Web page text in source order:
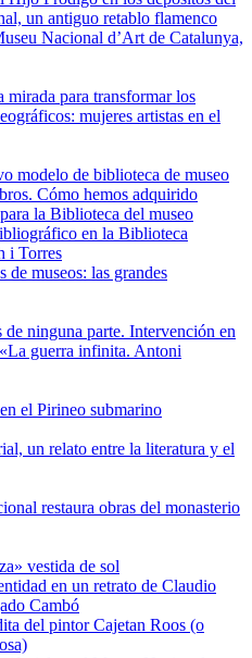
un antiguo retablo flamenco
Nacional d’Art de Catalunya,
mirada para transformar los
mujeres artistas en el
modelo de biblioteca de museo
Cómo hemos adquirido
la Biblioteca del museo
en la Biblioteca
i Torres
de museos: las grandes
de ninguna parte. Intervención en
guerra infinita. Antoni
el Pirineo submarino
un relato entre la literatura y el
restaura obras del monasterio
vestida de sol
en un retrato de Claudio
Cambó
del pintor Cajetan Roos (o